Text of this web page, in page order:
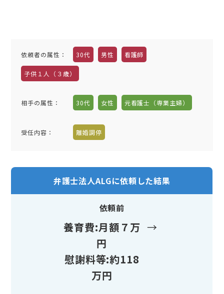
依頼者の属性： 30代 男性 看護師
子供１人（３歳）
相手の属性： 30代 女性 元看護士（専業主婦）
受任内容： 離婚調停
弁護士法人ALGに依頼した結果
依頼前
養育費:月額７万
円
慰謝料等:約118
万円
→